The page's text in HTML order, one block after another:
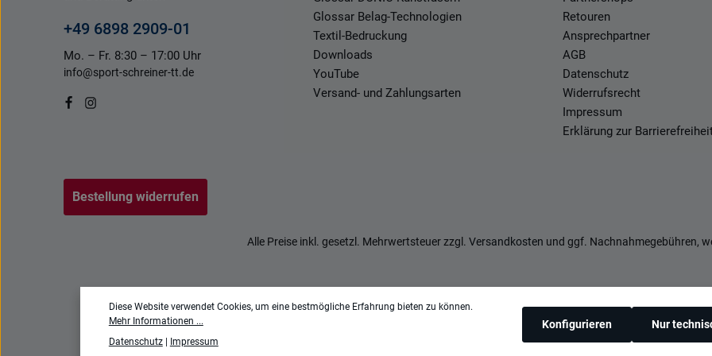
+49 6898 2909-01
Mo. – Fr. 8:30 – 17:00 Uhr
info@sport-schreiner-tt.de
Glossar Belag-Technologien
Textil-Bedruckung
Downloads
YouTube
Versand- und Zahlungsarten
Retouren
Ansprechpartner
AGB
Datenschutz
Widerrufsrecht
Impressum
Erklärung zur
Bestellung widerrufen
Alle Preise inkl. gesetzl. Mehrwertsteuer zzgl. Versandkosten und ggf. Nachnahmegebühren,
Diese Website verwendet Cookies, um eine bestmögliche Erfahrung bieten zu können.
Mehr Informationen ...
Datenschutz| Impressum
Nur
Konfigurieren